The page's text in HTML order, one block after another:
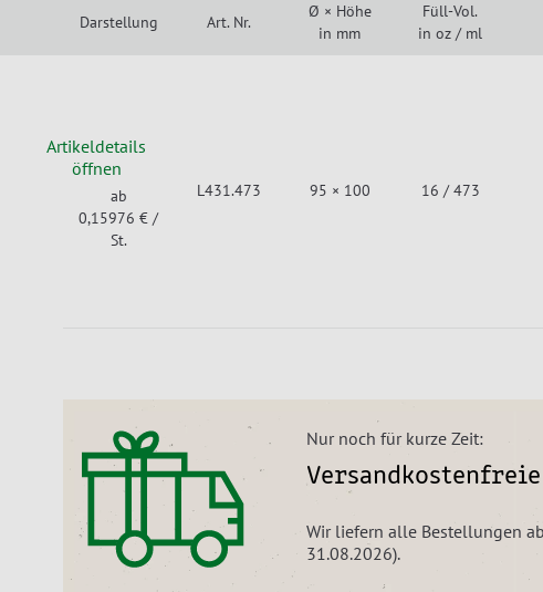
Darstellung Art. Nr.
Ø × Höhe
in mm
Füll-Vol.
in oz / ml
Artikeldetails
öffnen
ab
0,15976 € /
St.
L431.473 95 × 100 16 / 473
Nur noch für kurze Zeit:
Wir liefern alle Bestellungen
31.08.2026).